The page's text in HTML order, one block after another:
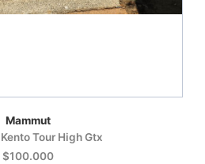
Mammut
Tour High Gtx
$100.000